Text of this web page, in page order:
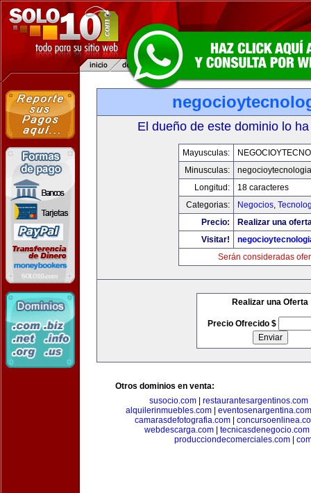
El dueño de este dominio lo
Mayusculas:
Minusculas:
Longitud:
18 caracteres
Categorias:
Negocios,
Precio:
Realizar una
Visitar!
Serán consideradas
Realizar una Oferta
Precio Ofrecido $
Otros dominios en venta:
susocio.com
restaurantesargentinos.com
alquilerinmuebles.com
eventosenargentina.com
camarasdefotografia.com|
webdescarga.com| tecnicasdenegocio.com
producciondecomerciales.com|